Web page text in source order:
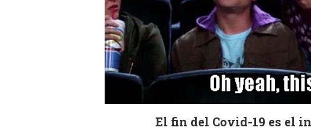
El fin del Covid-19 es el